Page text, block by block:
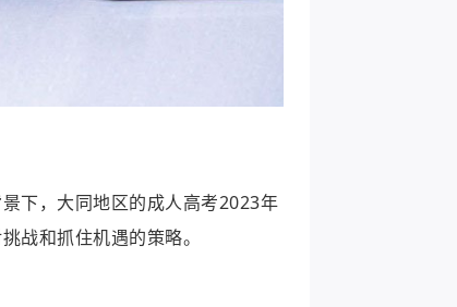
下，大同地区的成人高考2023年
战和抓住机遇的策略。